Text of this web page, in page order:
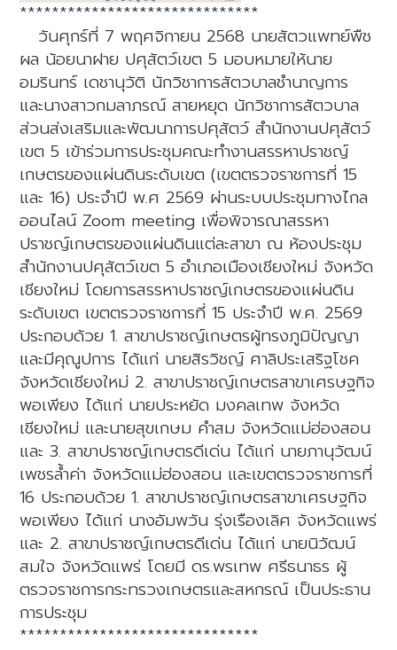
******************************
วันศุกร์ที่ 7 พฤศจิกายน 2568 นายสัตวแพทย์พืช
ผล น้อยนาฝาย ปศุสัตว์เขต 5 มอบหมายให้นาย
อมรินทร์ เดชานุวัติ นักวิชาการสัตวบาลชำนาญการ
และนางสาวกมลาภรณ์ สายหยุด นักวิชาการสัตวบาล
ส่วนส่งเสริมและพัฒนาการปศุสัตว์ สำนักงานปศุสัตว์
เขต 5 เข้าร่วมการประชุมคณะทำงานสรรหาปราชญ์
เกษตรของแผ่นดินระดับเขต (เขตตรวจราชการที่ 15
และ 16) ประจำปี พ.ศ 2569 ผ่านระบบประชุมทางไกล
ออนไลน์ Zoom meeting เพื่อพิจารณาสรรหา
ปราชญ์เกษตรของแผ่นดินแต่ละสาขา ณ ห้องประชุม
สำนักงานปศุสัตว์เขต 5 อำเภอเมืองเชียงใหม่ จังหวัด
เชียงใหม่ โดยการสรรหาปราชญ์เกษตรของแผ่นดิน
ระดับเขต เขตตรวจราชการที่ 15 ประจำปี พ.ศ. 2569
ประกอบด้วย 1. สาขาปราชญ์เกษตรผู้ทรงภูมิปัญญา
และมีคุณูปการ ได้แก่ นายสิรวิชญ์ ศาลิประเสริฐโชค
จังหวัดเชียงใหม่ 2. สาขาปราชญ์เกษตรสาขาเศรษฐกิจ
พอเพียง ได้แก่ นายประหยัด มงคลเทพ จังหวัด
เชียงใหม่ และนายสุขเกษม คำสม จังหวัดแม่ฮ่องสอน
และ 3. สาขาปราชญ์เกษตรดีเด่น ได้แก่ นายภานุวัฒน์
เพชรล้ำค่า จังหวัดแม่ฮ่องสอน และเขตตรวจราชการที่
16 ประกอบด้วย 1. สาขาปราชญ์เกษตรสาขาเศรษฐกิจ
พอเพียง ได้แก่ นางอัมพวัน รุ่งเรืองเลิศ จังหวัดแพร่
และ 2. สาขาปราชญ์เกษตรดีเด่น ได้แก่ นายนิวัฒน์
สมใจ จังหวัดแพร่ โดยมี ดร.พรเทพ ศรีธนาธร ผู้
ตรวจราชการกระทรวงเกษตรและสหกรณ์ เป็นประธาน
การประชุม
******************************